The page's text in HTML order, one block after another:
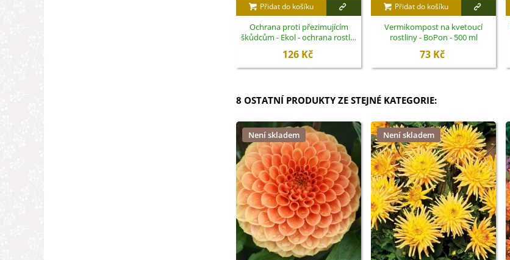
Přidat do košíku
Ochrana proti přezimujícím
škůdcům - Ekol - ochrana rostlin
126 Kč
Přidat do košíku
Vermikompost na kvetoucí
rostliny - BoPon - 500 ml
73 Kč
8 OSTATNÍ PRODUKTY ZE STEJNÉ KATEGORIE:
Není skladem Není skladem